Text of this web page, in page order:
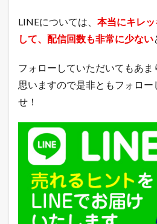
LINEについては、 本当にキレ
して、配信回数も非常に少ない
フォローしていただいてもあま
思いますので是非ともフォロー
せ！